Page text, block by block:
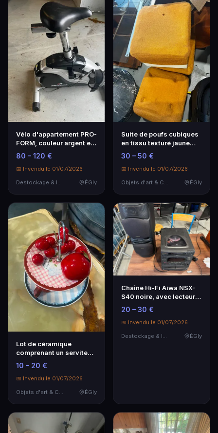
Vélo d'appartement PRO-
FORM, couleur argent et
noir, avec éc…
80 – 120 €
📅 Invendu le 01/07/2026
Destockage & Invendus
ÉGly
Suite de poufs cubiques
en tissu texturé jaune
orangé, base …
30 – 50 €
📅 Invendu le 01/07/2026
Objets d'art & Curiosités
ÉGly
Lot de céramique
comprenant un serviteur
muet Tognana à deux…
10 – 20 €
📅 Invendu le 01/07/2026
Objets d'art & Curiosités
ÉGly
Chaîne Hi-Fi Aiwa NSX-
S40 noire, avec lecteur
CD, double pla…
20 – 30 €
📅 Invendu le 01/07/2026
ÉGly